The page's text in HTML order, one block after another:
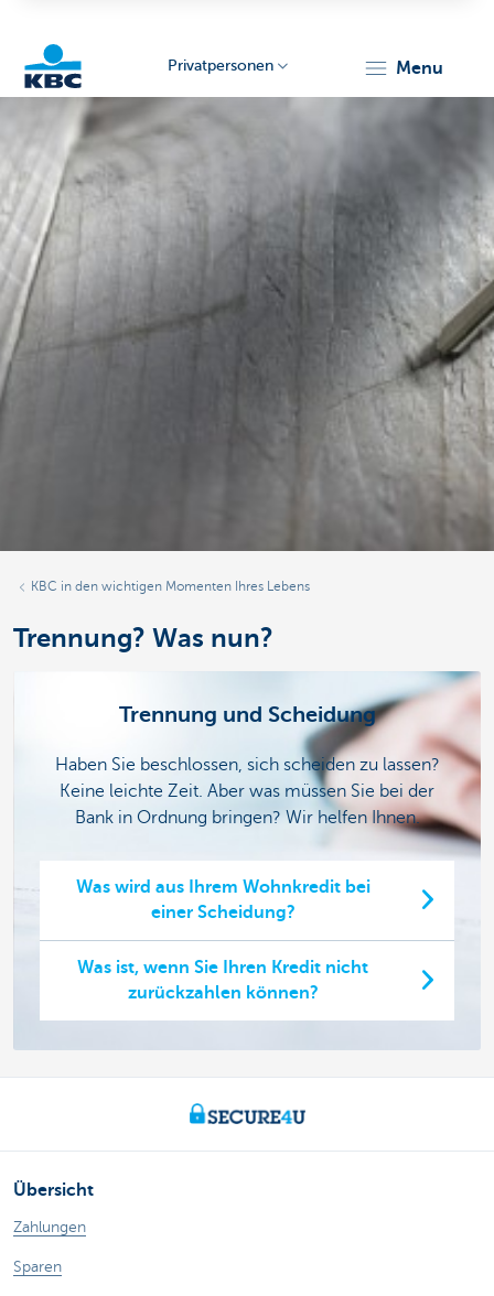
Particulieren
Privatpersonen menu
KBC in den wichtigen Momenten Ihres Lebens
Trennung? Was nun?
Trennung und Scheidung
Haben Sie beschlossen, sich scheiden zu lassen?
Keine leichte Zeit. Aber was müssen Sie bei der
Bank in Ordnung bringen? Wir helfen Ihnen.
Was wird aus Ihrem Wohnkredit bei
einer Scheidung?
Was ist, wenn Sie Ihren Kredit nicht
zurückzahlen können?
Übersicht
Zahlungen
Sparen